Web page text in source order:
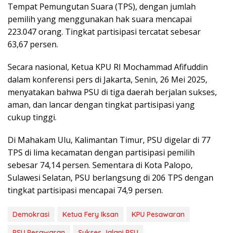
Tempat Pemungutan Suara (TPS), dengan jumlah
pemilih yang menggunakan hak suara mencapai
223.047 orang. Tingkat partisipasi tercatat sebesar
63,67 persen.
Secara nasional, Ketua KPU RI Mochammad Afifuddin
dalam konferensi pers di Jakarta, Senin, 26 Mei 2025,
menyatakan bahwa PSU di tiga daerah berjalan sukses,
aman, dan lancar dengan tingkat partisipasi yang
cukup tinggi.
Di Mahakam Ulu, Kalimantan Timur, PSU digelar di 77
TPS di lima kecamatan dengan partisipasi pemilih
sebesar 74,14 persen. Sementara di Kota Palopo,
Sulawesi Selatan, PSU berlangsung di 206 TPS dengan
tingkat partisipasi mencapai 74,9 persen.
Demokrasi Ketua Fery Iksan
KPU Pesawaran